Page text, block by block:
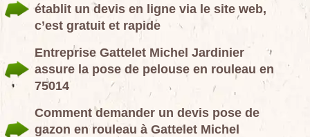
établit un devis en ligne via le site web,
c’est gratuit et rapide
Entreprise Gattelet Michel Jardinier
assure la pose de pelouse en rouleau en
75014
Comment demander un devis pose de
gazon en rouleau à Gattelet Michel